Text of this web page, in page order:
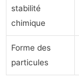
stabilité
chimique
Forme des
particules